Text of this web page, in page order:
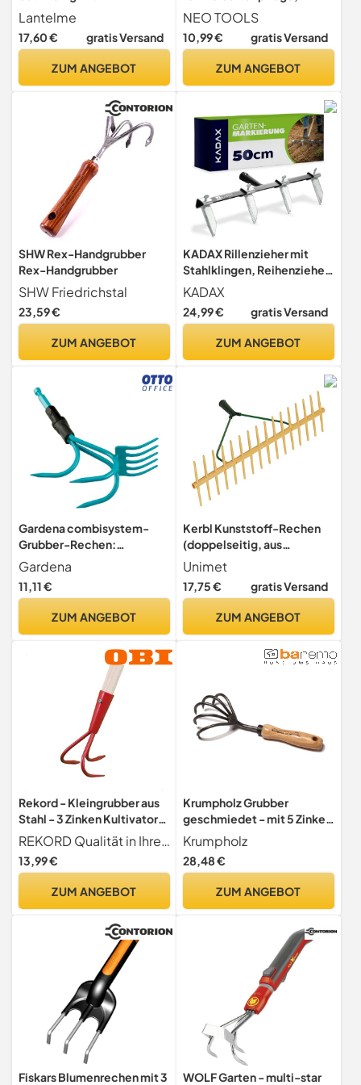
Aufbewahrungstasche |
Gartengeräte Inkl.
Blumenschere Schaufel
Handschuhe | Ideal für
Blumentopf Grabpflege
Lantelme
17,60 € gratis Versand
ZUM ANGEBOT
Manuell Kultivator
NEO TOOLS
10,99 € gratis Versand
ZUM ANGEBOT
SHW Rex-Handgrubber
Rex-Handgrubber
SHW Friedrichstal
23,59 €
ZUM ANGEBOT
KADAX Rillenzieher mit
Stahlklingen, Reihenzieher,
Furchenzieher,
Markierungs-rechen für
Gemüsebeete, Saatgut,
Pflanzreihen (Breite 50cm)
KADAX
24,99 € gratis Versand
ZUM ANGEBOT
Gardena combisystem-
Grubber-Rechen:
Praktisches 2-in-1-
Gartenwerkzeug,
türkisschwarz, One Size,
(03165-20)
Gardena
11,11 €
ZUM ANGEBOT
Kerbl Kunststoff-Rechen
(doppelseitig, aus
Polypropylen, 16 Zinken,
Stielhalter ø 27 mm, ohne
Stiel, für Heu / Gras / Laub)
Unimet
17,75 € gratis Versand
ZUM ANGEBOT
Rekord - Kleingrubber aus
Stahl - 3 Zinken Kultivator
mit 111 cm Holz-Stiel
REKORD Qualität in Ihrer Hand
13,99 €
ZUM ANGEBOT
Krumpholz Grubber
geschmiedet - mit 5 Zinken
und Eschenholzgriff mit 14
cm Länge Gartengerät
Krumpholz
28,48 €
ZUM ANGEBOT
Fiskars Blumenrechen mit 3
WOLF Garten - multi-star